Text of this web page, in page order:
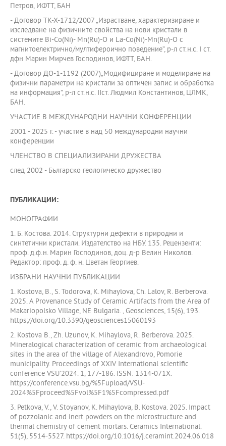
Петров, ИФТТ, БАН
- Договор ТК-Х-1712/2007 „Израстване, характеризиране и
изследване на физичните свойства на нови кристали в
системите Bi-Co(Ni)- Mn(Ru)-O и La-Co(Ni)-Mn(Ru)-O с
магнитоелектрично/мултифероично поведение”, р-л ст.н.с. І ст.
дфн Марин Мирчев Господинов, ИФТТ, БАН.
- Договор ДО-1-1192 (2007)„Модифициране и моделиране на
физични параметри на кристали за оптичен запис и обработка
на информация”, р-л ст.н.с. ІІст. Людмил Константинов, ЦЛМК,
БАН.
УЧАСТИЕ В МЕЖДУНАРОДНИ НАУЧНИ КОНФЕРЕНЦИИ
2001 - 2025 г. - участие в над 50 международни научни
конференции
ЧЛЕНСТВО В СПЕЦИАЛИЗИРАНИ ДРУЖЕСТВА
след 2002 - Българско геологическо дружество
ПУБЛИКАЦИИ:
МОНОГРАФИИ
1. Б. Костова. 2014. Структурни дефекти в природни и
синтетични кристали. Издателство на НБУ. 135. Рецензенти:
проф. д.ф.н. Марин Господинов, доц. д-р Велин Николов.
Редактор: проф. д. ф. н. Цветан Георгиев.
ИЗБРАНИ НАУЧНИ ПУБЛИКАЦИИ
1. Kostova, B., S. Todorova, K. Mihaylova, Ch. Lalov, R. Berberova.
2025. A Provenance Study of Ceramic Artifacts from the Area of
Makariopolsko Village, NE Bulgaria. , Geosciences, 15(6), 193.
https://doi.org/10.3390/geosciences15060193
2. Kostova B., Zh. Uzunov, K. Mihaylova, R. Berberova. 2025.
Mineralogical characterization of ceramic from archaeological
sites in the area of the village of Alexandrovo, Pomorie
municipality. Proceedings of ХХIV International scientific
conference VSU'2024. 1, 177-186. ISSN: 1314-071X.
https://conference.vsu.bg/%5Fupload/VSU-
2024%5Fproceed%5Fvol%5F1%5Fcompressed.pdf
3. Petkova, V., V. Stoyanov, K. Mihaylova, B. Kostova. 2025. Impact
of pozzolanic and inert powders on the microstructure and
thermal chemistry of cement mortars. Ceramics International.
51(5), 5514-5527. https://doi.org/10.1016/j.ceramint.2024.06.018